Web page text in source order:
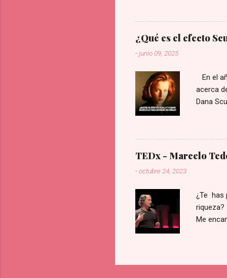
¿Qué es el efecto
-junio 09, 2025
En el
acerca
Dana
época
totalidad
TEDx - Marcelo
-octubre 24, 2023
¿Te has
riqueza?
Me